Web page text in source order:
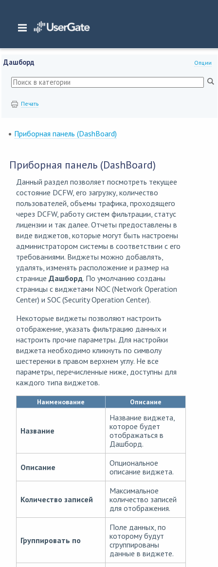
Главная/ Документация/DCFW
Опции
Дашборд
Печать
Приборная панель (DashBoard)
Приборная панель (DashBoard)
Данный раздел позволяет посмотреть текущее
состояние DCFW, его загрузку, количество
пользователей, объемы трафика, проходящего
через DCFW, работу систем фильтрации, статус
лицензии и так далее. Отчеты предоставлены в
виде виджетов, которые могут быть настроены
администратором системы в соответствии с его
требованиями. Виджеты можно добавлять,
удалять, изменять расположение и размер на
странице Дашборд. По умолчанию созданы
страницы с виджетами NOC (Network Operation
Center) и SOC (Security Operation Center).
Некоторые виджеты позволяют настроить
отображение, указать фильтрацию данных и
настроить прочие параметры. Для настройки
виджета необходимо кликнуть по символу
шестеренки в правом верхнем углу. Не все
параметры, перечисленные ниже, доступны для
каждого типа виджетов.
Наименование Описание
Название
Название виджета,
которое будет
отображаться в
Дашборд.
Описание
Опциональное
описание виджета.
Количество записей
Максимальное
количество записей
для отображения.
Группировать по
Поле данных, по
которому будут
сгруппированы
данные в виджете.